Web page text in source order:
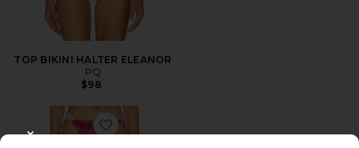
TOP BIKINI HALTER ELEANOR
PQ
$98
Favorite BIKINI DE TALLE ALTO CON VUELO. HIGH